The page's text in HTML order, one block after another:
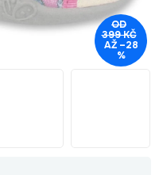
OD
399 KČ
AŽ –28
%